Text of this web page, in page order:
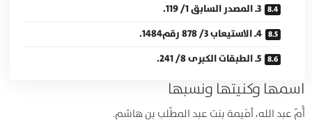
3ـ المصدر السابق 1/ 119.
4ـ الاستيعاب 3/ 878 رقم1484.
5ـ الطبقات الكبرى 8/ 241.
اسمها وكنيتها ونسبها
أُمّ عبد الله، أمَيمة بنت عبد المطّلب بن هاشم.